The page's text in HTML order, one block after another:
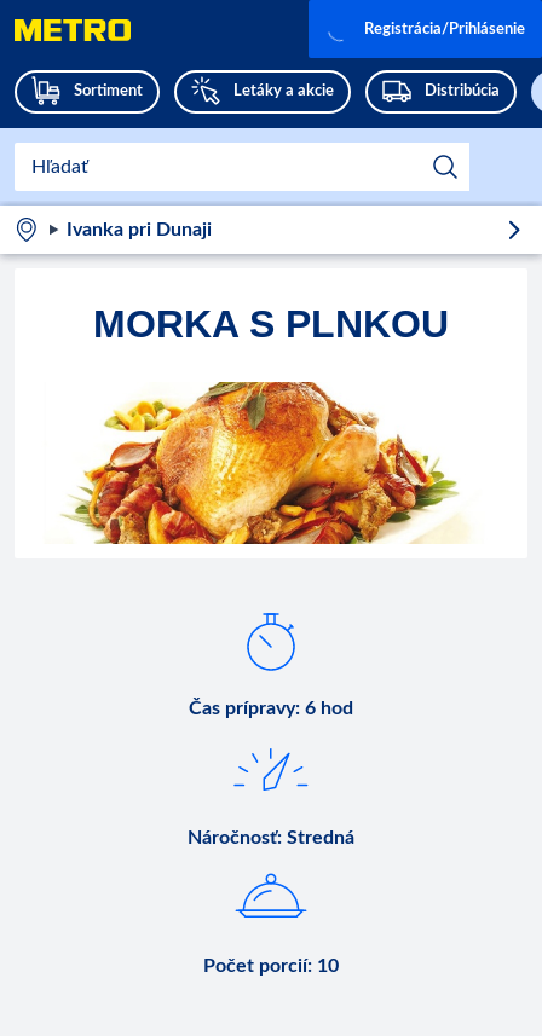
Sortiment Letáky a akcie Distribúcia
Registrácia/Prihlásenie
Ivanka pri Dunaji
MORKA S PLNKOU
Čas prípravy: 6 hod
Náročnosť: Stredná
Počet porcií: 10